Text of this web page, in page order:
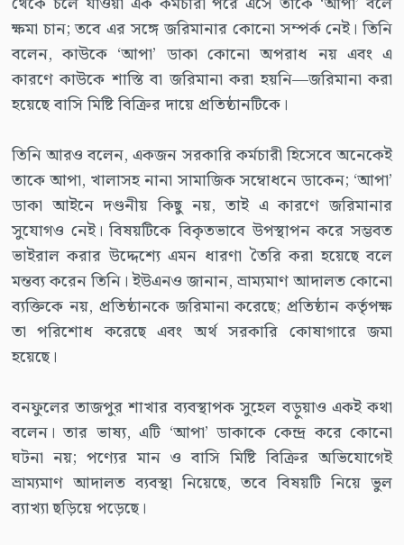
ক্ষমা চান; তবে এর সঙ্গে জরিমানার কোনো সম্পর্ক নেই। তিনি
বলেন, কাউকে ‘আপা’ ডাকা কোনো অপরাধ নয় এবং এ
কারণে কাউকে শাস্তি বা জরিমানা করা হয়নি—জরিমানা করা
হয়েছে বাসি মিষ্টি বিক্রির দায়ে প্রতিষ্ঠানটিকে।
তিনি আরও বলেন, একজন সরকারি কর্মচারী হিসেবে অনেকেই
তাকে আপা, খালাসহ নানা সামাজিক সম্বোধনে ডাকেন; ‘আপা’
ডাকা আইনে দণ্ডনীয় কিছু নয়, তাই এ কারণে জরিমানার
সুযোগও নেই। বিষয়টিকে বিকৃতভাবে উপস্থাপন করে সম্ভবত
ভাইরাল করার উদ্দেশ্যে এমন ধারণা তৈরি করা হয়েছে বলে
মন্তব্য করেন তিনি। ইউএনও জানান, ভ্রাম্যমাণ আদালত কোনো
ব্যক্তিকে নয়, প্রতিষ্ঠানকে জরিমানা করেছে; প্রতিষ্ঠান কর্তৃপক্ষ
তা পরিশোধ করেছে এবং অর্থ সরকারি কোষাগারে জমা
হয়েছে।
বনফুলের তাজপুর শাখার ব্যবস্থাপক সুহেল বড়ুয়াও একই কথা
বলেন। তার ভাষ্য, এটি ‘আপা’ ডাকাকে কেন্দ্র করে কোনো
ঘটনা নয়; পণ্যের মান ও বাসি মিষ্টি বিক্রির অভিযোগেই
ভ্রাম্যমাণ আদালত ব্যবস্থা নিয়েছে, তবে বিষয়টি নিয়ে ভুল
ব্যাখ্যা ছড়িয়ে পড়েছে।